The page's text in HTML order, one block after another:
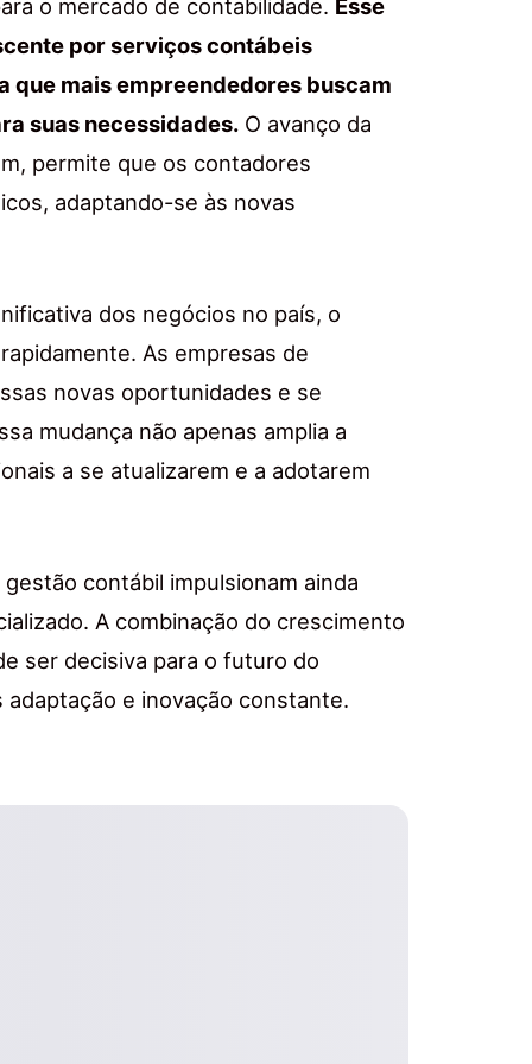
o mercado de contabilidade. Esse
por serviços contábeis
que mais empreendedores buscam
suas necessidades. O avanço da
permite que os contadores
adaptando-se às novas
dos negócios no país, o
As empresas de
novas oportunidades e se
mudança não apenas amplia a
a se atualizarem e a adotarem
contábil impulsionam ainda
A combinação do crescimento
ser decisiva para o futuro do
e inovação constante.